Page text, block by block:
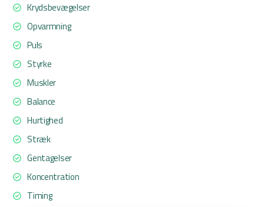
Krydsbevægelser
Opvarmning
Puls
Styrke
Muskler
Balance
Hurtighed
Stræk
Gentagelser
Koncentration
Timing